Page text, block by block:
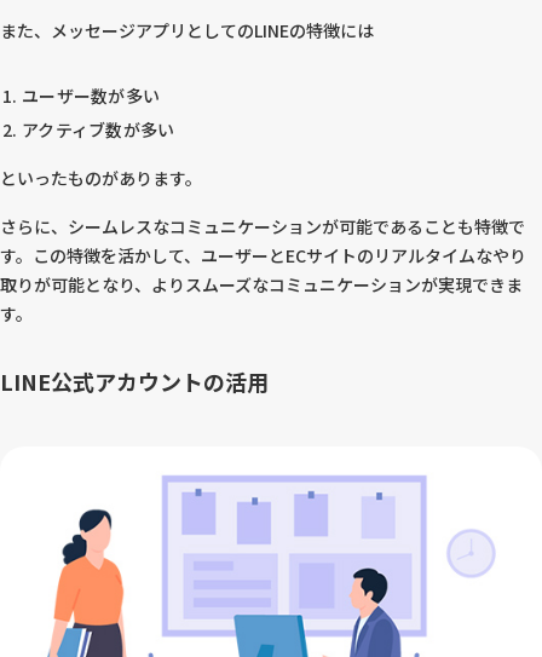
また、メッセージアプリとしてのLINEの特徴には
ユーザー数が多い
アクティブ数が多い
といったものがあります。
さらに、シームレスなコミュニケーションが可能であることも特徴で
す。この特徴を活かして、ユーザーとECサイトのリアルタイムなやり
取りが可能となり、よりスムーズなコミュニケーションが実現できま
す。
LINE公式アカウントの活用